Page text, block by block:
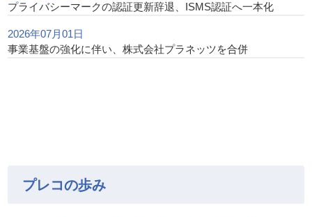
プライバシーマークの認証更新辞退、ISMS認証へ一本化
2026年07月01日
事業基盤の強化に伴い、株式会社プラネッツを合併
プレコの歩み